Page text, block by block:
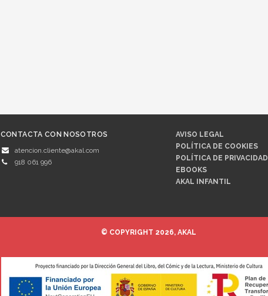
CONTACTA CON NOSOTROS
atencion.cliente@akal.com
918 061 996
AVISO LEGAL
POLÍTICA DE COOKIES
POLÍTICA DE PRIVACIDAD
EBOOKS
AKAL INFANTIL
© COPYRIGHT 2026, AKAL